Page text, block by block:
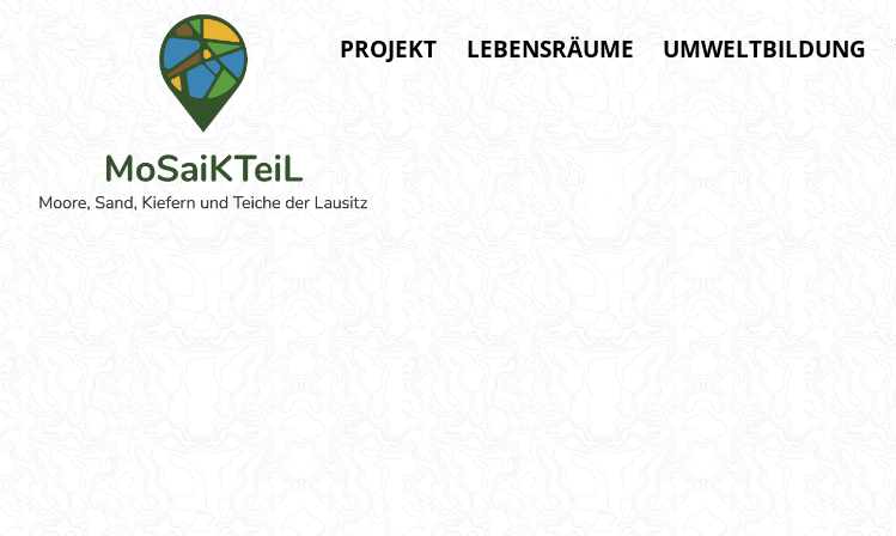
PROJEKT LEBENSRÄUME UMWELTBILDUNG